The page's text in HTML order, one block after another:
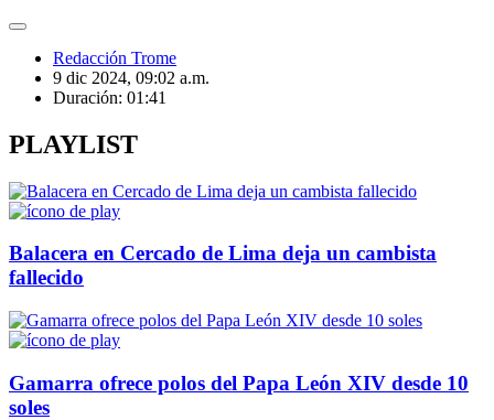
Redacción Trome
9 dic 2024, 09:02 a.m.
Duración: 01:41
PLAYLIST
Balacera en Cercado de Lima deja un cambista
fallecido
Gamarra ofrece polos del Papa León XIV desde 10
soles